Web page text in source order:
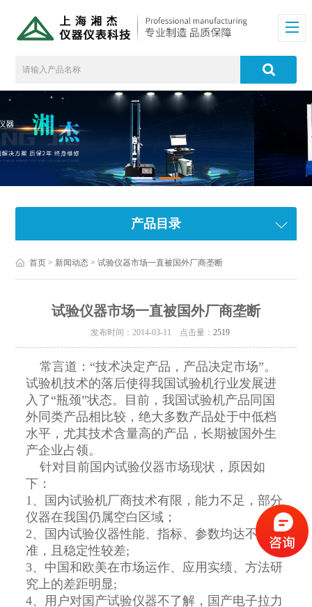
产品目录
首页 > 新闻动态 > 试验仪器市场一直被国外厂商垄断
试验仪器市场一直被国外厂商垄断
发布时间：2014-03-11 点击量： 2519
常言道：“技术决定产品，产品决定市场”。
试验机技术的落后使得我国试验机行业发展进
入了“瓶颈”状态。目前，我国试验机产品同国
外同类产品相比较，绝大多数产品处于中低档
水平，尤其技术含量高的产品，长期被国外生
产企业占领。
针对目前国内试验仪器市场现状，原因如
下：
1、国内试验机厂商技术有限，能力不足，部分
仪器在我国仍属空白区域；
2、国内试验仪器性能、指标、参数均达不到标
准，且稳定性较差;
3、中国和欧美在市场运作、应用实绩、方法研
究上的差距明显;
4、用户对国产试验仪器不了解，国产电子拉力